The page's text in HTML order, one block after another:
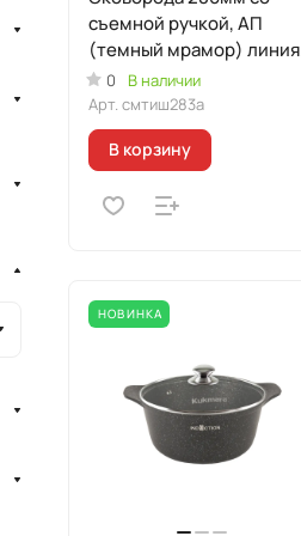
съемной ручкой, АП
(темный мрамор) линия
"Мраморная
индукционная"
0
В наличии
Арт. смтиш283а
В корзину
НОВИНКА